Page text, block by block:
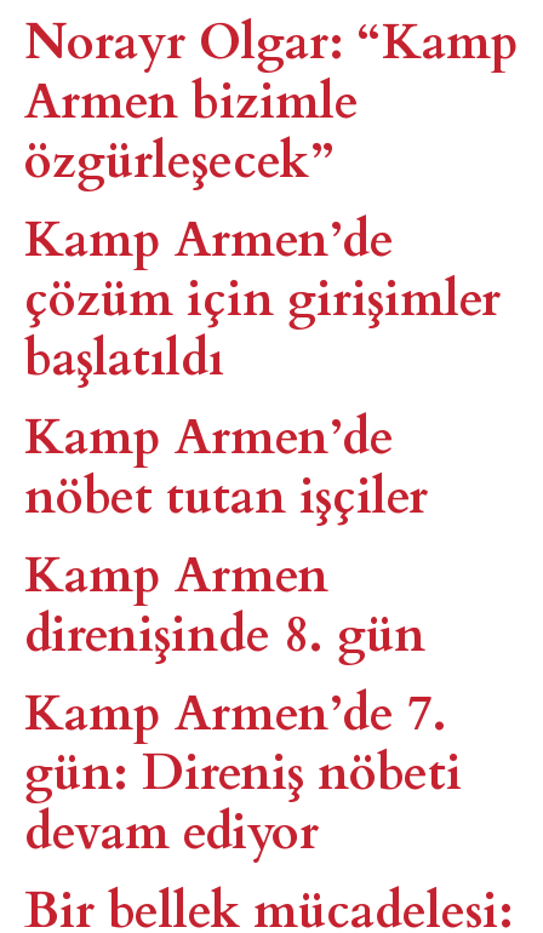
Norayr Olgar: “Kamp
Armen bizimle
özgürleşecek”
Kamp Armen’de
çözüm için girişimler
başlatıldı
Kamp Armen’de
nöbet tutan işçiler
Kamp Armen
direnişinde 8. gün
Kamp Armen’de 7.
gün: Direniş nöbeti
devam ediyor
Bir bellek mücadelesi: